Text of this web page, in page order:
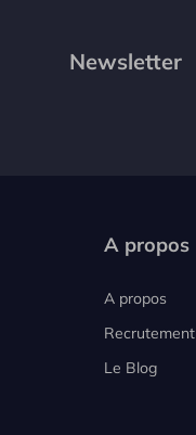
Newsletter
A propos
A propos
Recrutement
Le Blog